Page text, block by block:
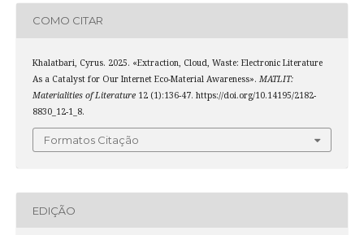
COMO CITAR
Khalatbari, Cyrus. 2025. «Extraction, Cloud, Waste: Electronic Literature
As a Catalyst for Our Internet Eco-Material Awareness». MATLIT:
Materialities of Literature12 (1):136-47. https://doi.org/10.14195/2182-
8830_12-1_8.
Formatos Citação
EDIÇÃO